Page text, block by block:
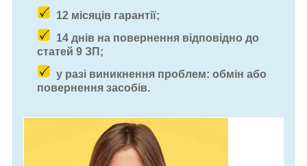
12 місяців гарантії;
14 днів на повернення відповідно до
статей 9 ЗП;
у разі виникнення проблем: обмін або
повернення засобів.